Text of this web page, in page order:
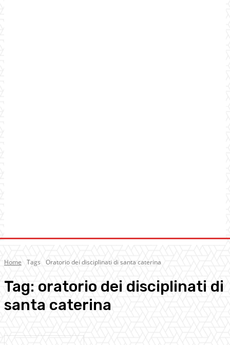
Home Tags Oratorio dei disciplinati di santa caterina
Tag: oratorio dei disciplinati di
santa caterina